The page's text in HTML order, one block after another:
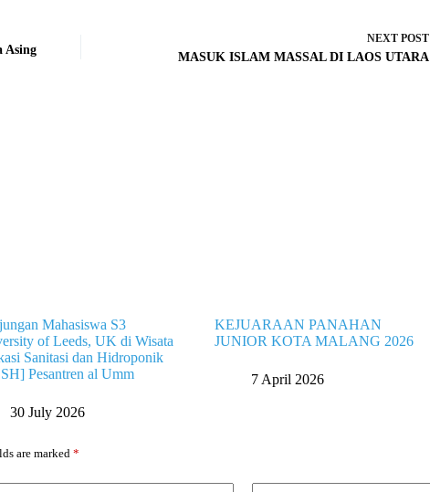
Asing
NEXT POST
MASUK ISLAM MASSAL DI LAOS UTARA
Mahasiswa S3
of Leeds, UK di Wisata
Sanitasi dan Hidroponik
Pesantren al Umm
30 July 2026
KEJUARAAN PANAHAN
JUNIOR KOTA MALANG 2026
7 April 2026
are marked *